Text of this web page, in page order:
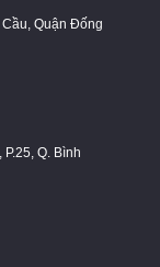
Quận Đống
Q. Bình